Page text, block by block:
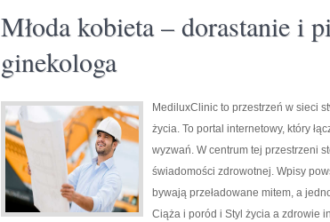
Młoda kobieta – dorastanie i
ginekologa
MediluxClinic to przestrzeń w sieci
życia. To portal internetowy, który
wyzwań. W centrum tej przestrzeni
świadomości zdrowotnej. Wpisy
bywają przeładowane mitem, a
Ciąża i poród i Styl życia a zdrowie